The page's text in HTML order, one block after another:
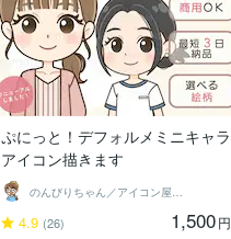
ぷにっと！デフォルメミニキャラ
アイコン描きます
のんびりちゃん／アイコン屋さん
4.9 (26) 1,500円